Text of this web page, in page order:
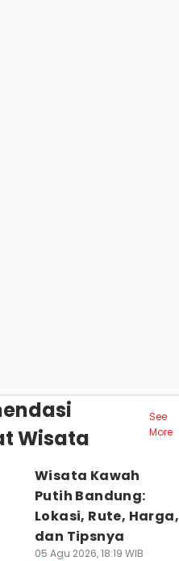
Wisata
See
More
Wisata Kawah
Putih Bandung:
Lokasi, Rute, Harga,
dan Tipsnya
05 Agu 2026, 18:19 WIB